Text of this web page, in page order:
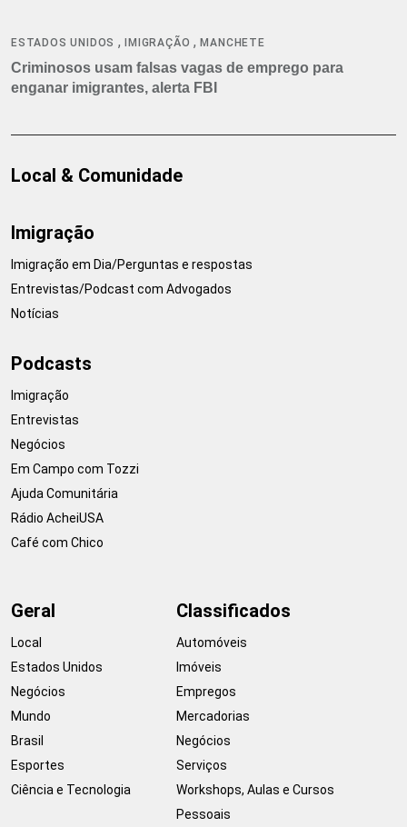
ESTADOS UNIDOS ,IMIGRAÇÃO ,MANCHETE
Criminosos usam falsas vagas de emprego para
enganar imigrantes, alerta FBI
Local & Comunidade
Imigração
Imigração em Dia/Perguntas e respostas
Entrevistas/Podcast com Advogados
Notícias
Podcasts
Imigração
Entrevistas
Negócios
Em Campo com Tozzi
Ajuda Comunitária
Rádio AcheiUSA
Café com Chico
Geral
Local
Estados Unidos
Negócios
Mundo
Brasil
Esportes
Ciência e Tecnologia
Classificados
Automóveis
Imóveis
Empregos
Mercadorias
Negócios
Serviços
Workshops, Aulas e Cursos
Pessoais